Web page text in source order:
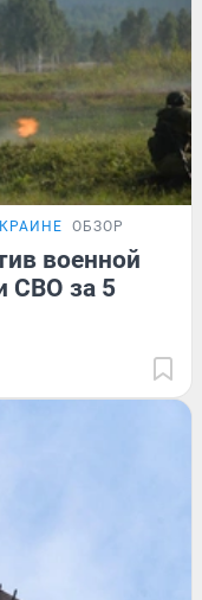
ОБЗОР
военной
СВО за 5